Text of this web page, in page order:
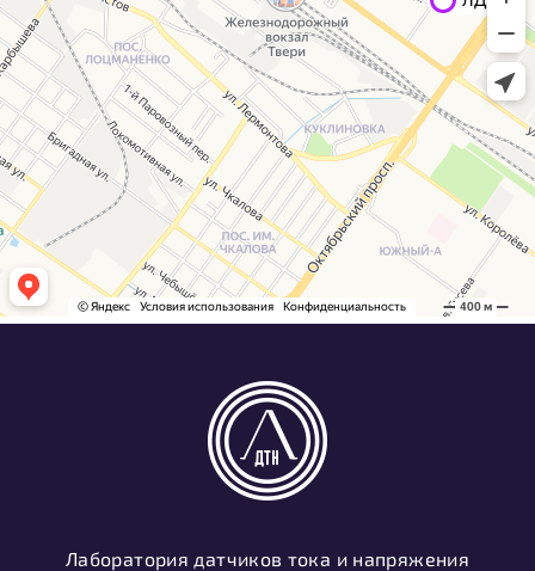
Лаборатория датчиков тока и напряжения